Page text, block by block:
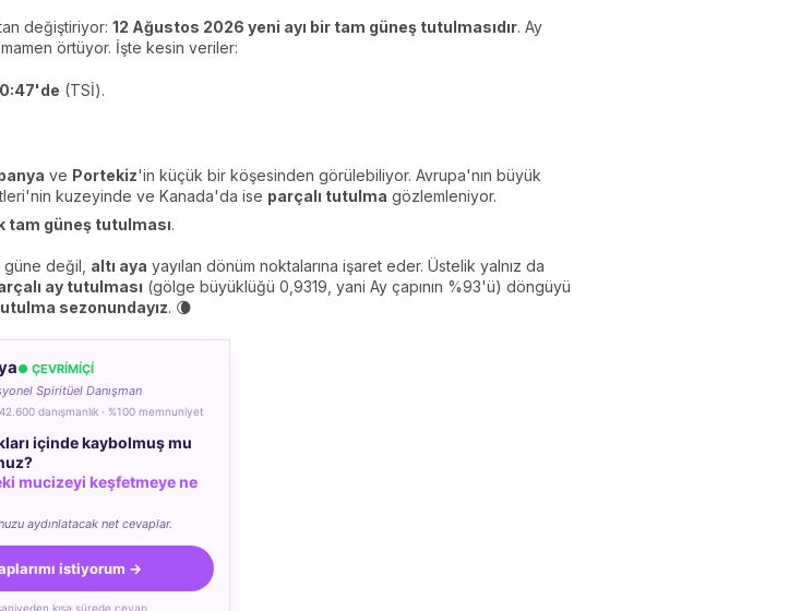
değiştiriyor: 12 Ağustos 2026 yeni ayı bir tam güneş tutulmasıdır. Ay
örtüyor. İşte kesin veriler:
(TSİ).
ve Portekiz'in küçük bir köşesinden görülebiliyor. Avrupa'nın büyük
kuzeyinde ve Kanada'da ise parçalı tutulma gözlemleniyor.
tam güneş tutulması.
güne değil, altı aya yayılan dönüm noktalarına işaret eder. Üstelik yalnız da
ay tutulması (gölge büyüklüğü 0,9319, yani Ay çapının %93'ü) döngüyü
sezonundayız. 🌘
● ÇEVRÍMÍÇÍ
Spiritüel Danışman
danışmanlık · %100 memnuniyet
içinde kaybolmuş mu
mucizeyi keşfetmeye ne
aydınlatacak net cevaplar.
istiyorum →
kısa sürede cevap